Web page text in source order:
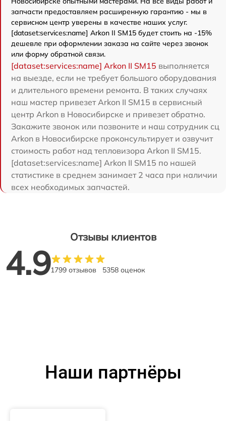
запчасти предоставляем расширенную гарантию - мы в
сервисном центр уверены в качестве наших услуг.
[dataset:services:name] Arkon II SM15 будет стоить на -15%
дешевле при оформлении заказа на сайте через звонок
или форму обратной связи.
[dataset:services:name] Arkon II SM15 выполняется
на выезде, если не требует большого оборудования
и длительного времени ремонта. В таких случаях
наш мастер привезет Arkon II SM15 в сервисный
центр Arkon в Новосибирске и привезет обратно.
Закажите звонок или позвоните и наш сотрудник сц
Arkon в Новосибирске проконсультирует и озвучит
стоимость работ над тепловизора Arkon II SM15.
[dataset:services:name] Arkon II SM15 по нашей
статистике в среднем занимает 2 часа при наличии
всех необходимых запчастей.
Отзывы клиентов
4.91799 отзывов 5358 оценок
Наши партнёры